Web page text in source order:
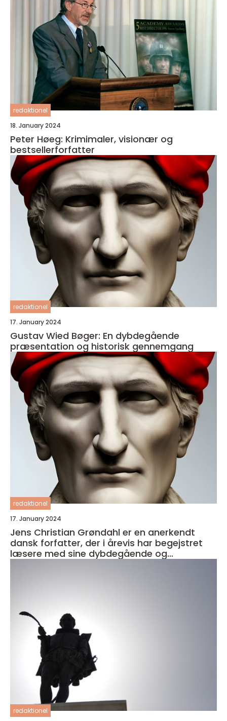
redaktionel
18. January 2024
Peter Høeg: Krimimaler, visionær og
bestsellerforfatter
redaktionel
17. January 2024
Gustav Wied Bøger: En dybdegående
præsentation og historisk gennemgang
redaktionel
17. January 2024
Jens Christian Grøndahl er en anerkendt
dansk forfatter, der i årevis har begejstret
læsere med sine dybdegående og
redaktionel